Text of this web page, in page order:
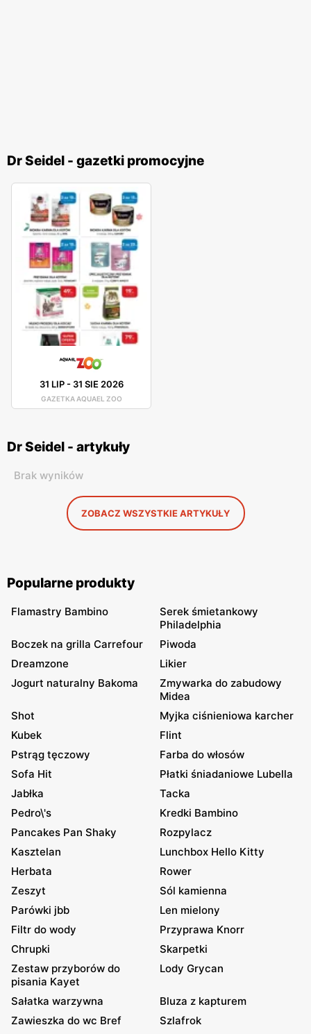
Dr Seidel - gazetki promocyjne
31 LIP- 31 SIE 2026
GAZETKA AQUAEL ZOO
Dr Seidel - artykuły
Brak wyników
ZOBACZ WSZYSTKIE ARTYKUŁY
Popularne produkty
Flamastry Bambino
Serek śmietankowy
Philadelphia
Boczek na grilla Carrefour
Piwoda
Dreamzone
Likier
Jogurt naturalny Bakoma
Zmywarka do zabudowy
Midea
Shot
Myjka ciśnieniowa karcher
Kubek
Flint
Pstrąg tęczowy
Farba do włosów
Sofa Hit
Płatki śniadaniowe Lubella
Jabłka
Tacka
Pedro\'s
Kredki Bambino
Pancakes Pan Shaky
Rozpylacz
Kasztelan
Lunchbox Hello Kitty
Herbata
Rower
Zeszyt
Sól kamienna
Parówki jbb
Len mielony
Filtr do wody
Przyprawa Knorr
Chrupki
Skarpetki
Zestaw przyborów do
pisania Kayet
Lody Grycan
Sałatka warzywna
Bluza z kapturem
Zawieszka do wc Bref
Szlafrok